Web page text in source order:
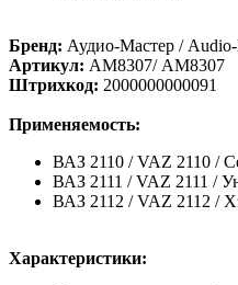
Бренд: Аудио-Мастер /
Артикул: АМ8307/ AM8307
Штрихкод: 2000000000091
Применяемость:
ВАЗ 2110 / VAZ 2110 /
ВАЗ 2111 / VAZ 2111 /
ВАЗ 2112 / VAZ 2112 /
Характеристики: